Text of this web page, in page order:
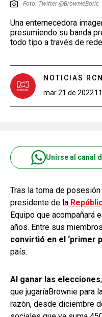
Foto: Twitter @BrownieBoric
Una enternecedora
presumiendo su banda
todo tipo a través de
NOTICIAS RCN
mar 21 de 2022
Unirse al canal
Tras la toma de
presidente de la
Equipo que acompañará
años. Entre sus
convirtió en el ‘primer
país.
Al ganar las elecciones
que jugaríaBrownie para
razón, desde diciembre